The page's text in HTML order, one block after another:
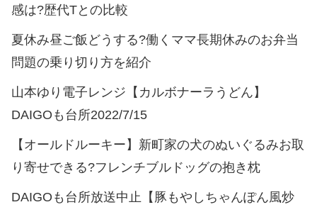
感は?歴代Tとの比較
夏休み昼ご飯どうする?働くママ長期休みのお弁当
問題の乗り切り方を紹介
山本ゆり電子レンジ【カルボナーラうどん】
DAIGOも台所2022/7/15
【オールドルーキー】新町家の犬のぬいぐるみお取
り寄せできる?フレンチブルドッグの抱き枕
DAIGOも台所放送中止【豚もやしちゃんぽん風炒